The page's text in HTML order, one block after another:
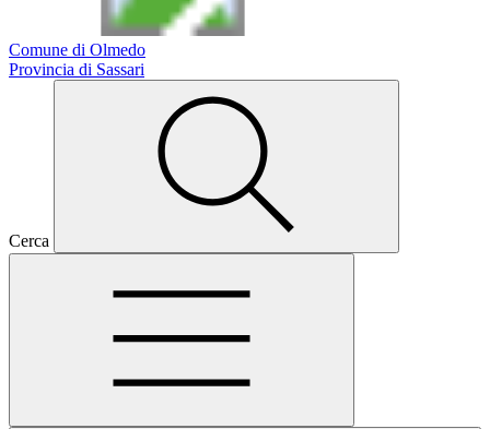
Comune di Olmedo
Provincia di Sassari
Cerca